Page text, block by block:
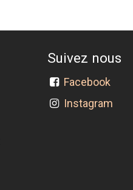
Suivez nous
Facebook
Instagram